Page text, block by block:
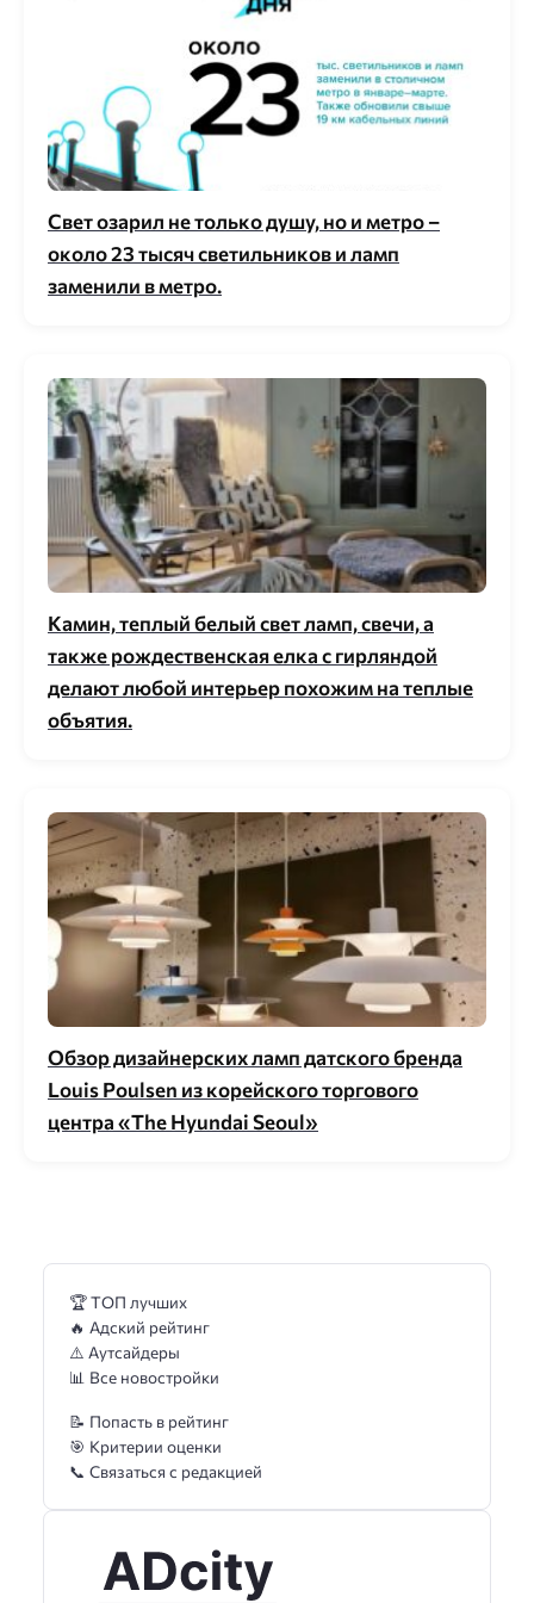
Свет озарил не только душу, но и метро –
около 23 тысяч светильников и ламп
заменили в метро.
Камин, теплый белый свет ламп, свечи, а
также рождественская елка с гирляндой
делают любой интерьер похожим на теплые
объятия.
Обзор дизайнерских ламп датского бренда
Louis Poulsen из корейского торгового
центра «The Hyundai Seoul»
🏆 ТОП лучших
🔥 Адский рейтинг
⚠️ Аутсайдеры
📊 Все новостройки
📝 Попасть в рейтинг
🎯 Критерии оценки
📞 Связаться с редакцией